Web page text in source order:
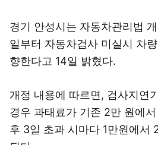
경기 안성시는 자동차관리법
일부터 자동차검사 미실시 차
향한다고 14일 밝혔다.
개정 내용에 따르면, 검사지연
경우 과태료가 기존 2만 원에
후 3일 초과 시마다 1만원에서